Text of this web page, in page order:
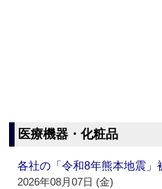
医療機器・化粧品
各社の「令和8年熊本地震」
2026年08月07日 (金)